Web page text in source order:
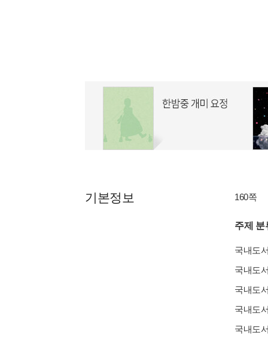
기본정보 160쪽
주제 분
국내도
국내도
국내도
국내도
국내도